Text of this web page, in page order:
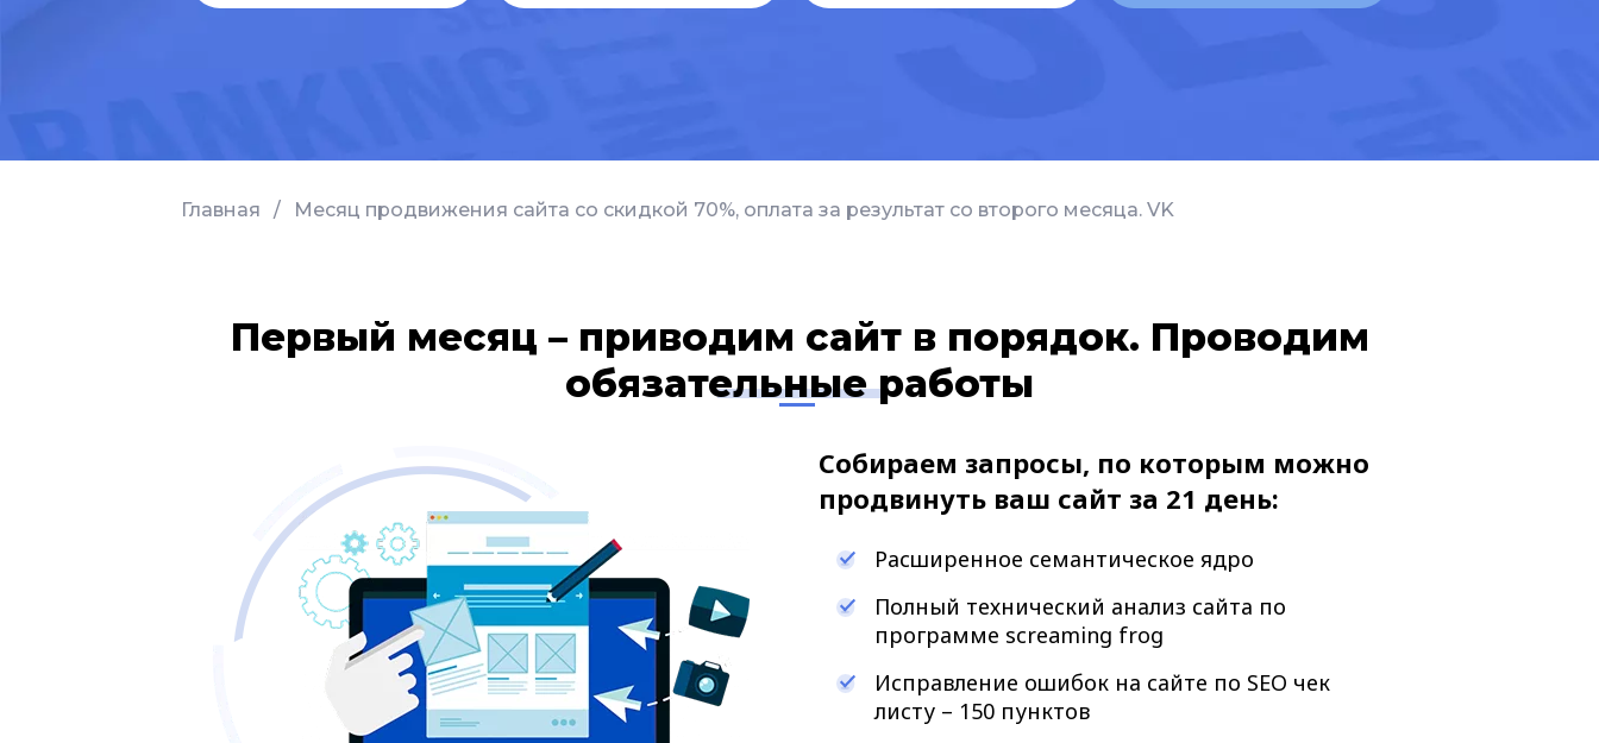
Главная / Месяц продвижения сайта со скидкой 70%, оплата за результат со второго месяца. VK
Первый месяц – приводим сайт в порядок. Проводим
обязательные работы
Собираем запросы, по которым можно
продвинуть ваш сайт за 21 день:
Расширенное семантическое ядро
Полный технический анализ сайта по
программе screaming frog
Исправление ошибок на сайте по SEO чек
листу – 150 пунктов